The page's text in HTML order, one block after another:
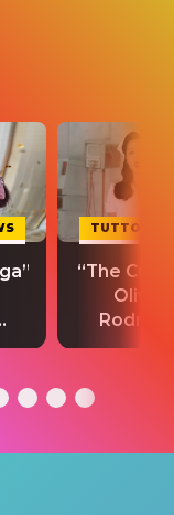
e
TUTTO
“The
Olivia
testo,